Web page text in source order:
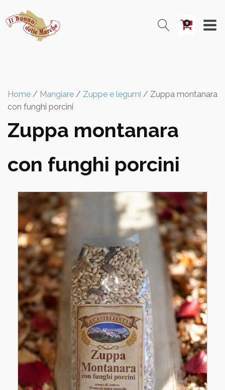
0
Home / Mangiare / Zuppe e legumi / Zuppa montanara
con funghi porcini
Zuppa montanara
con funghi porcini